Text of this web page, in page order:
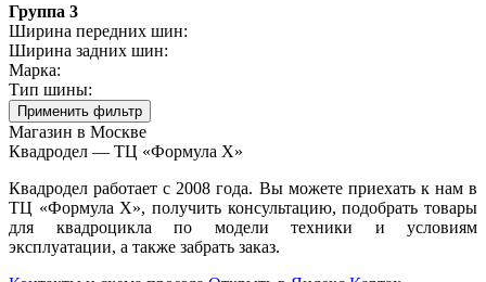
Группа 3
Ширина передних шин:
Ширина задних шин:
Марка:
Тип шины:
Применить фильтр
Магазин в Москве
Квадродел — ТЦ «Формула Х»
Квадродел работает с 2008 года. Вы можете приехать к нам в
ТЦ «Формула Х», получить консультацию, подобрать товары
для квадроцикла по модели техники и условиям
эксплуатации, а также забрать заказ.